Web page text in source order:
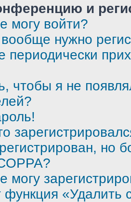
и
могу войти?
нужно
периодически
чтобы я не
но
могу
функция «Удалить